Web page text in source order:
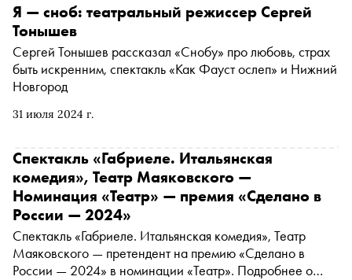
31 июля 2024 г.
Я — сноб: театральный режиссер Сергей
Тонышев
Сергей Тонышев рассказал «Снобу» про любовь, страх
быть искренним, спектакль «Как Фауст ослеп» и Нижний
Новгород
Спектакль «Габриеле. Итальянская
комедия», Театр Маяковского —
Номинация «Театр» — премия «Сделано в
России — 2024»
Спектакль «Габриеле. Итальянская комедия», Театр
Маяковского — претендент на премию «Сделано в
России — 2024» в номинации «Театр». Подробнее о